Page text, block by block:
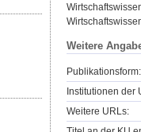
Weitere
Publikationsform:
Institutionen der
Weitere URLs: